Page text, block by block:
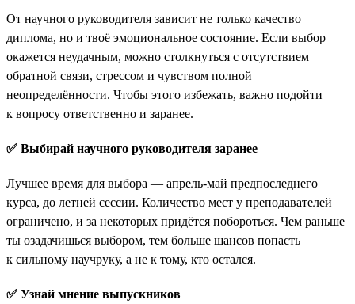
От научного руководителя зависит не только качество
диплома, но и твоё эмоциональное состояние. Если выбор
окажется неудачным, можно столкнуться с отсутствием
обратной связи, стрессом и чувством полной
неопределённости. Чтобы этого избежать, важно подойти
к вопросу ответственно и заранее.
✅ Выбирай научного руководителя заранее
Лучшее время для выбора — апрель-май предпоследнего
курса, до летней сессии. Количество мест у преподавателей
ограничено, и за некоторых придётся побороться. Чем раньше
ты озадачишься выбором, тем больше шансов попасть
к сильному научруку, а не к тому, кто остался.
✅ Узнай мнение выпускников